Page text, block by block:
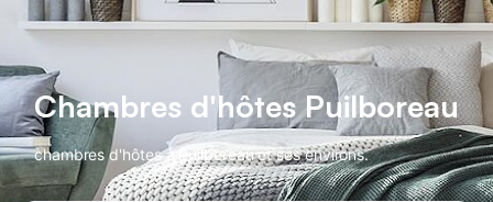
Chambres d'hôtes Puilboreau
chambres d'hôtes à Puilboreau et ses environs.